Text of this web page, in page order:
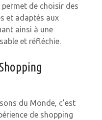
permet de choisir des
et adaptés aux
ainsi à une
et réfléchie.
du Monde, c’est
de shopping